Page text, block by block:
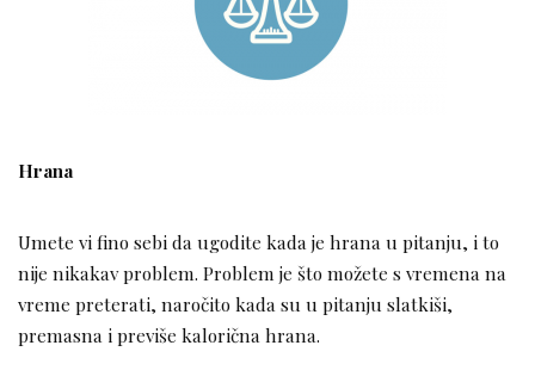
Hrana
Umete vi fino sebi da ugodite kada je hrana u pitanju, i to
nije nikakav problem. Problem je što možete s vremena na
vreme preterati, naročito kada su u pitanju slatkiši,
premasna i previše kalorična hrana.